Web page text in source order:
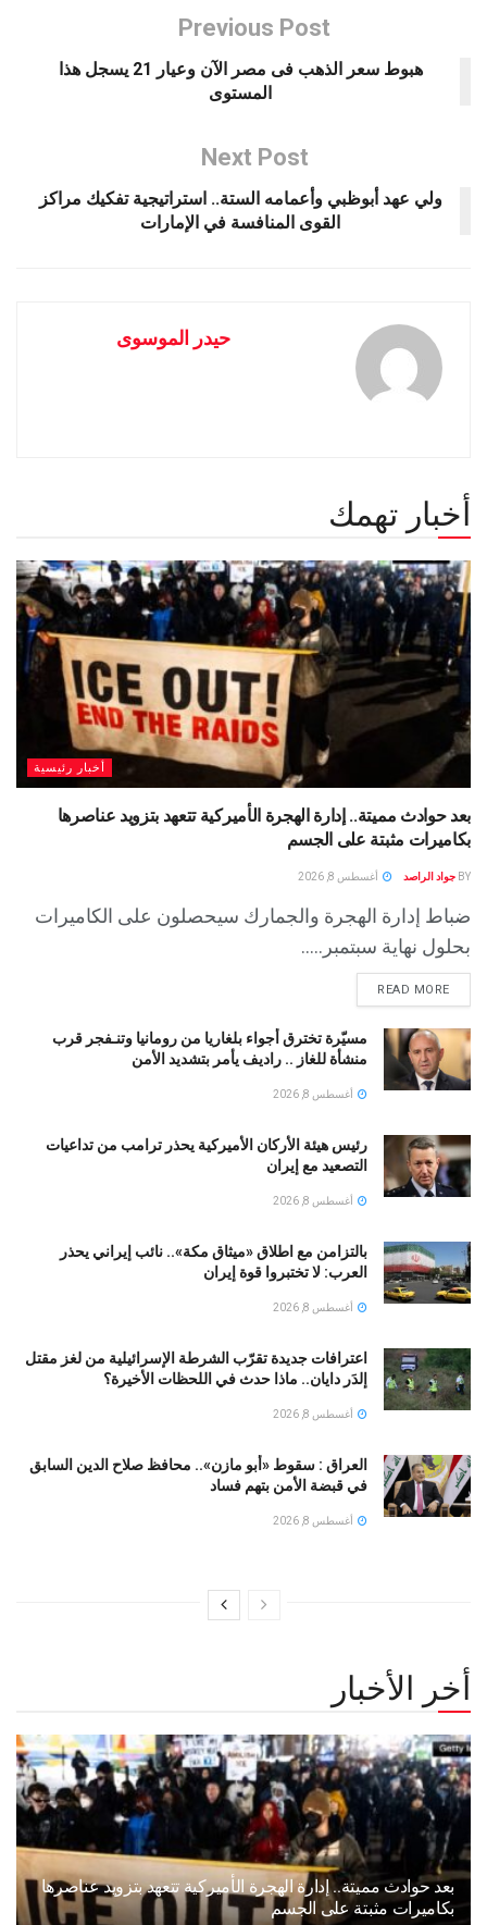
Previous Post
هبوط سعر الذهب فى مصر الآن وعيار 21 يسجل هذا
المستوى
Next Post
ولي عهد أبوظبي وأعمامه الستة.. استراتيجية تفكيك مراكز
القوى المنافسة في الإمارات
حيدر الموسوى
أخبار تهمك
أخبار رئيسية
بعد حوادث مميتة.. إدارة الهجرة الأميركية تتعهد بتزويد عناصرها
بكاميرات مثبتة على الجسم
BY جواد الراصد أغسطس 8, 2026
ضباط إدارة الهجرة والجمارك سيحصلون على الكاميرات
بحلول نهاية سبتمبر.....
READ MORE
مسيّرة تخترق أجواء بلغاريا من رومانيا وتنـفجر قرب
منشأة للغاز .. راديف يأمر بتشديد الأمن
أغسطس 8, 2026
رئيس هيئة الأركان الأميركية يحذر ترامب من تداعيات
التصعيد مع إيران
أغسطس 8, 2026
بالتزامن مع اطلاق «ميثاق مكة».. نائب إيراني يحذر
العرب: لا تختبروا قوة إيران
أغسطس 8, 2026
اعترافات جديدة تقرّب الشرطة الإسرائيلية من لغز مقتل
إلدَر دايان.. ماذا حدث في اللحظات الأخيرة؟
أغسطس 8, 2026
العراق : سقوط «أبو مازن».. محافظ صلاح الدين السابق
في قبضة الأمن بتهم فساد
أغسطس 8, 2026
أخر الأخبار
بعد حوادث مميتة.. إدارة الهجرة الأميركية تتعهد بتزويد عناصرها
بكاميرات مثبتة على الجسم